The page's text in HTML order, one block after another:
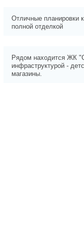
Отличные планировки
полной отделкой
Рядом находится ЖК
инфраструктурой -
магазины.